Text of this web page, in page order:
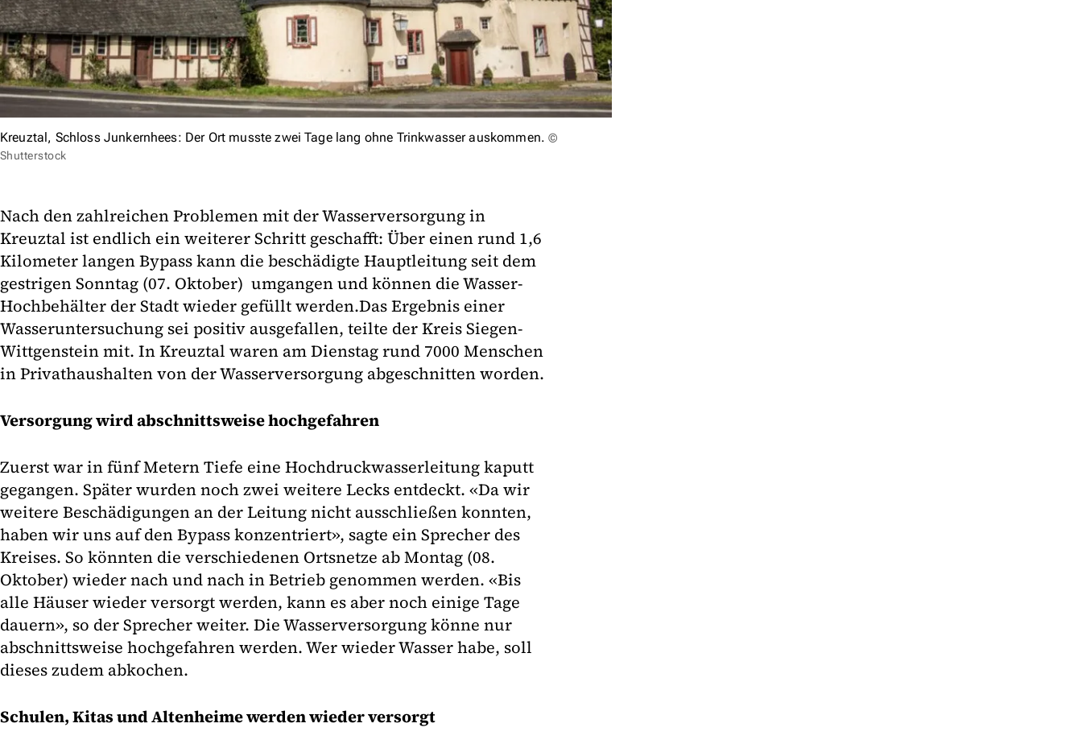
Kreuztal, Schloss Junkernhees: Der Ort musste zwei Tage lang ohne Trinkwasser auskommen. ©
Shutterstock
Nach den zahlreichen Problemen mit der Wasserversorgung in
Kreuztal ist endlich ein weiterer Schritt geschafft: Über einen rund 1,6
Kilometer langen Bypass kann die beschädigte Hauptleitung seit dem
gestrigen Sonntag (07. Oktober) umgangen und können die Wasser-
Hochbehälter der Stadt wieder gefüllt werden.Das Ergebnis einer
Wasseruntersuchung sei positiv ausgefallen, teilte der Kreis Siegen-
Wittgenstein mit. In Kreuztal waren am Dienstag rund 7000 Menschen
in Privathaushalten von der Wasserversorgung abgeschnitten worden.
Versorgung wird abschnittsweise hochgefahren
Zuerst war in fünf Metern Tiefe eine Hochdruckwasserleitung kaputt
gegangen. Später wurden noch zwei weitere Lecks entdeckt. «Da wir
weitere Beschädigungen an der Leitung nicht ausschließen konnten,
haben wir uns auf den Bypass konzentriert», sagte ein Sprecher des
Kreises. So könnten die verschiedenen Ortsnetze ab Montag (08.
Oktober) wieder nach und nach in Betrieb genommen werden. «Bis
alle Häuser wieder versorgt werden, kann es aber noch einige Tage
dauern», so der Sprecher weiter. Die Wasserversorgung könne nur
abschnittsweise hochgefahren werden. Wer wieder Wasser habe, soll
dieses zudem abkochen.
Schulen, Kitas und Altenheime werden wieder versorgt